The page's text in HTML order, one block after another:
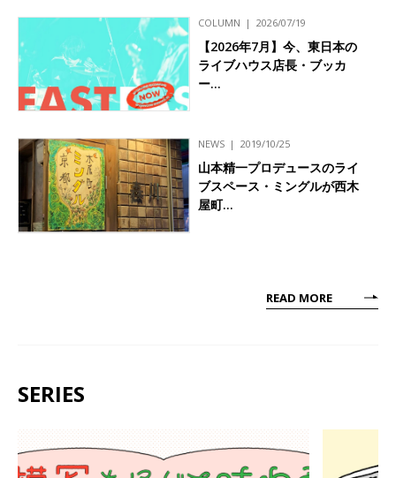
COLUMN 2026/07/19
【2026年7月】今、東日本の
ライブハウス店長・ブッカ
ー…
NEWS 2019/10/25
山本精一プロデュースのライ
ブスペース・ミングルが西木
屋町…
READ MORE
SERIES